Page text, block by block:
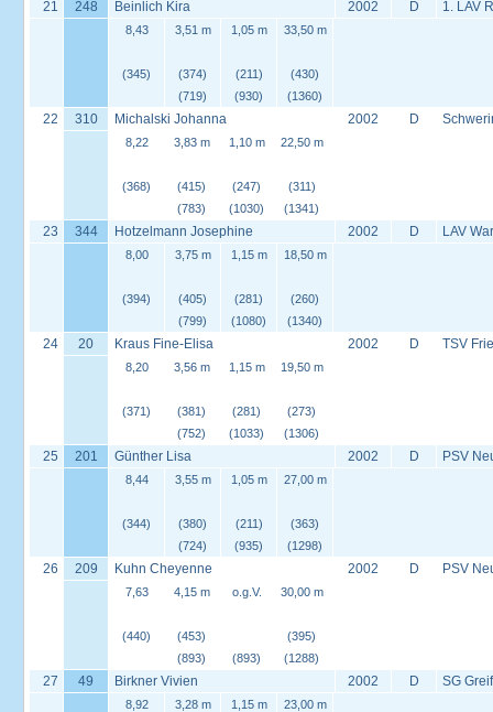
21 248 Beinlich Kira 2002 D 1. LAV
8,43
(345)
3,51 m
(374)
(719)
1,05 m
(211)
(930)
33,50 m
(430)
(1360)
22 310 Michalski Johanna 2002 D
8,22
(368)
3,83 m
(415)
(783)
1,10 m
(247)
(1030)
22,50 m
(311)
(1341)
23 344 Hotzelmann Josephine 2002 D LAV
8,00
(394)
3,75 m
(405)
(799)
1,15 m
(281)
(1080)
18,50 m
(260)
(1340)
24 20 Kraus Fine-Elisa 2002 D TSV
8,20
(371)
3,56 m
(381)
(752)
1,15 m
(281)
(1033)
19,50 m
(273)
(1306)
25 201 Günther Lisa 2002 D PSV
8,44
(344)
3,55 m
(380)
(724)
1,05 m
(211)
(935)
27,00 m
(363)
(1298)
26 209 Kuhn Cheyenne 2002 D PSV
7,63
(440)
4,15 m
(453)
(893)
o.g.V.
(893)
30,00 m
(395)
(1288)
27 49 Birkner Vivien 2002 D SG
8,92 3,28 m 1,15 m 23,00 m